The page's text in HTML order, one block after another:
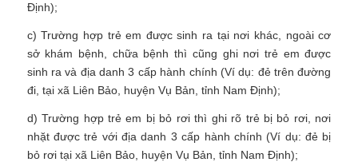
Định);
c) Trường hợp trẻ em được sinh ra tại nơi khác, ngoài cơ
sở khám bệnh, chữa bệnh thì cũng ghi nơi trẻ em được
sinh ra và địa danh 3 cấp hành chính (Ví dụ: đẻ trên đường
đi, tại xã Liên Bảo, huyện Vụ Bản, tỉnh Nam Định);
d) Trường hợp trẻ em bị bỏ rơi thì ghi rõ trẻ bị bỏ rơi, nơi
nhặt được trẻ với địa danh 3 cấp hành chính (Ví dụ: đẻ bị
bỏ rơi tại xã Liên Bảo, huyện Vụ Bản, tỉnh Nam Định);